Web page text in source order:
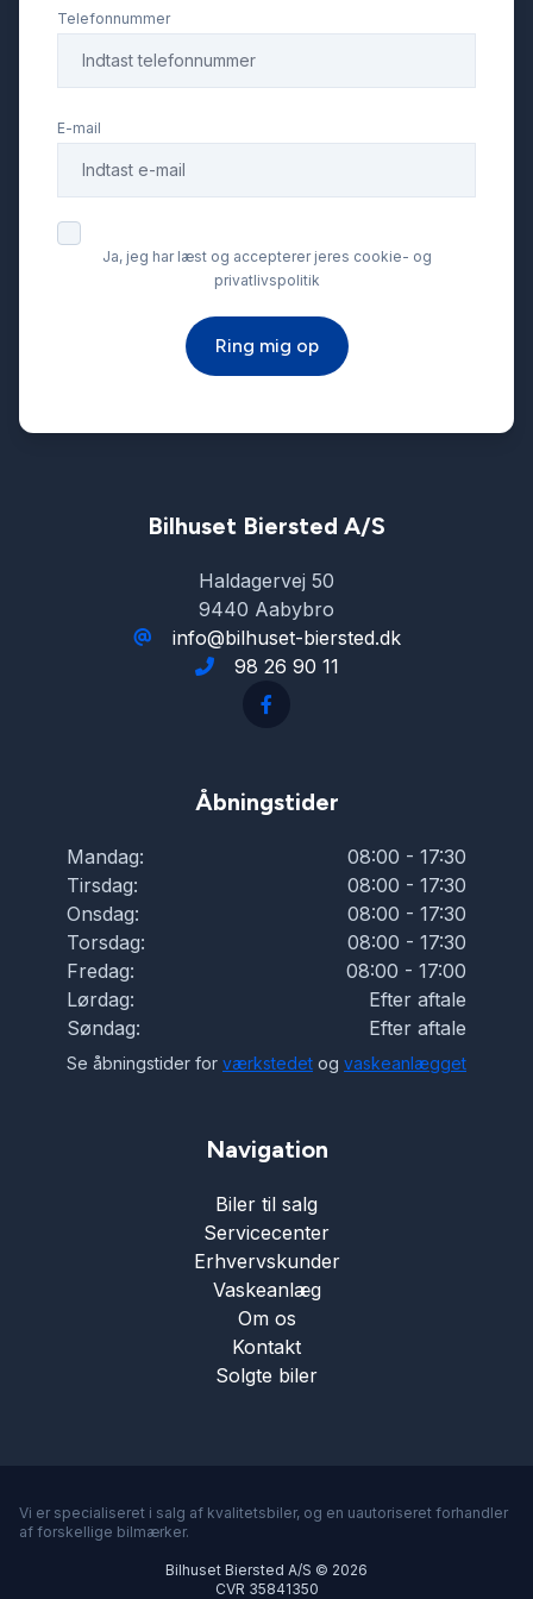
Fuld LED forlygter
Højdejusterbare forsæder
Internet
Kørecomputer
Musikstreaming via bluetooth
Skiltegenkendelse
Splitbagsæder
Svingbart anhængertræk
Træthedsregistrering
Vejbaneassistent
Telefonnummer
E-mail
Ja, jeg har læst og accepterer jeres cookie- og
privatlivspolitik
Ring mig op
Bilhuset Biersted A/S
Haldagervej 50
9440 Aabybro
info@bilhuset-biersted.dk
98 26 90 11
Åbningstider
Mandag:
08:00 - 17:30
Tirsdag:
08:00 - 17:30
Onsdag:
08:00 - 17:30
Torsdag:
08:00 - 17:30
Fredag:
08:00 - 17:00
Lørdag:
Efter aftale
Søndag:
Efter aftale
Se åbningstider for værkstedet og vaskeanlægget
Navigation
Biler til salg
Servicecenter
Erhvervskunder
Vaskeanlæg
Om os
Kontakt
Solgte biler
Vi er specialiseret i salg af kvalitetsbiler, og en uautoriseret forhandler
af forskellige bilmærker.
Bilhuset Biersted A/S © 2026
CVR 35841350